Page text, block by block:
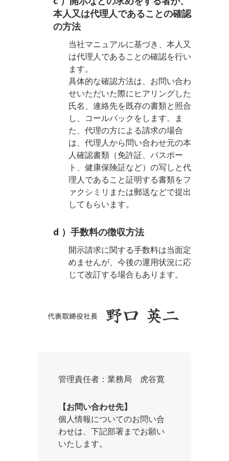
本人又は代理人であることの確認
の方法
当社マニュアルに基づき、本人又
は代理人であることの確認を行い
ます。
具体的な確認方法は、お問い合わ
せいただいた際にヒアリングした
氏名、連絡先を既存の書類と照合
し、コールバックをします。ま
た、代理の方による請求の場合
は、代理人から問い合わせ元の本
人確認書類（免許証、パスポー
ト、健康保険証など）の写しと代
理人であること証明する書類をフ
ァクシミリまたは郵送などで提出
してもらいます。
d ）手数料の徴収方法
開示請求に関する手数料は当面定
めませんが、今後の運用状況に応
じて改訂する場合もあります。
管理責任者：業務局 虎谷寛
【お問い合わせ先】
個人情報についてのお問い合
わせは、下記部署までお願い
いたします。